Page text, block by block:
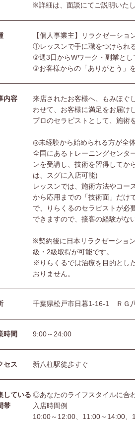
※詳細は、面談にてご説明いたし
【個人事業主】リラクゼーショ
①レッスンで手に職をつけられ
②週3日からWワーク・副業とし
③お客様からの「ありがとう」
内容
来店されたお客様へ、もみほぐ
わせて、お客様に満足をお届け
プロのセラピストとして、施術
◎未経験から始められる方が全
全国にあるトレーニングセンタ
ンを受講し、技術を習得してか
は、スグに入店可能)
レッスンでは、施術方法やコー
から応用までの「技術面」だけ
で、りらくるのセラピストが必
できますので、接客の経験がな
※契約後に日本リラクゼーショ
級・2級取得が可能です。
※りらくるでは治療を目的とし
おりません。
千葉県松戸市日暮1-16-1 ＲＧ
時間 9:00～24:00
セス 新八柱駅徒歩すぐ
している
帯
◎あなたのライフスタイルに合
入店時間例
10:00～12:00、11:00～14:00